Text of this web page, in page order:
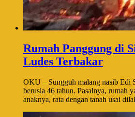
Rumah Panggung di
Ludes Terbakar
OKU – Sungguh malang nasib Edi
berusia 46 tahun. Pasalnya, rumah
anaknya, rata dengan tanah usai